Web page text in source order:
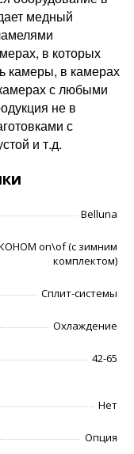
медный
в которых
камеры, в камерах
с любыми
не в
с
и т.д.
Belluna
on\of (с зимним
комплектом)
Сплит-системы
Охлаждение
42-65
Нет
Опция